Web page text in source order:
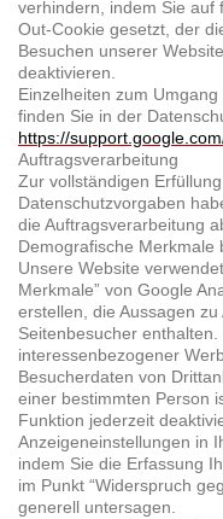
verhindern, indem Sie auf
Out-Cookie gesetzt, der
Besuchen unserer
deaktivieren.
Einzelheiten zum
finden Sie in der
https://
Auftragsverarbeitung
Zur vollständigen
Datenschutzvorgaben
die Auftragsverarbeitung
Demografische Merkmale
Unsere Website
Merkmale” von Google
erstellen, die Aussagen
Seitenbesucher
interessenbezogener
Besucherdaten von
einer bestimmten Person
Funktion jederzeit
Anzeigeneinstellungen in
indem Sie die Erfassung
im Punkt “Widerspruch
generell untersagen.